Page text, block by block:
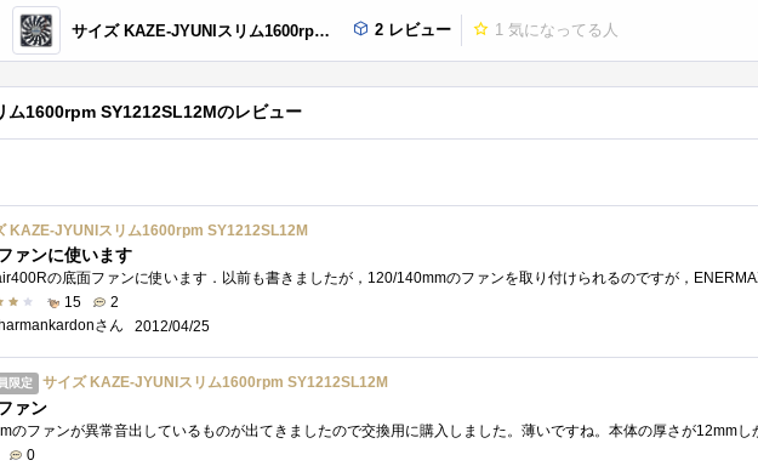
サイズ KAZE-JYUNIスリム1600rpm SY1212SL12M 2 レビュー 1 気になってる人
ム1600rpm SY1212SL12Mのレビュー
KAZE-JYUNIスリム1600rpm SY1212SL12M
ァンに使います
15
2
harmankardonさん
2012/04/25
限定 サイズ KAZE-JYUNIスリム1600rpm SY1212SL12M
ァン
0